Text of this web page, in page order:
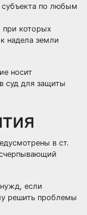
субъекта по любым
при которых
надела земли
носит
суд для защиты
в ст.
если
решить проблемы